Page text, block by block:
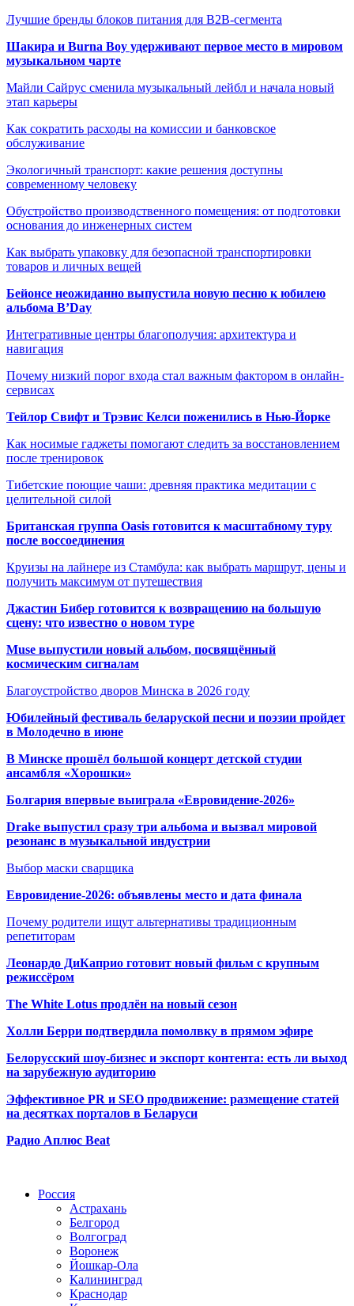
Лучшие бренды блоков питания для B2B-сегмента
Шакира и Burna Boy удерживают первое место в мировом
музыкальном чарте
Майли Сайрус сменила музыкальный лейбл и начала новый
этап карьеры
Как сократить расходы на комиссии и банковское
обслуживание
Экологичный транспорт: какие решения доступны
современному человеку
Обустройство производственного помещения: от подготовки
основания до инженерных систем
Как выбрать упаковку для безопасной транспортировки
товаров и личных вещей
Бейонсе неожиданно выпустила новую песню к юбилею
альбома B’Day
Интегративные центры благополучия: архитектура и
навигация
Почему низкий порог входа стал важным фактором в онлайн-
сервисах
Тейлор Свифт и Трэвис Келси поженились в Нью-Йорке
Как носимые гаджеты помогают следить за восстановлением
после тренировок
Тибетские поющие чаши: древняя практика медитации с
целительной силой
Британская группа Oasis готовится к масштабному туру
после воссоединения
Круизы на лайнере из Стамбула: как выбрать маршрут, цены и
получить максимум от путешествия
Джастин Бибер готовится к возвращению на большую
сцену: что известно о новом туре
Muse выпустили новый альбом, посвящённый
космическим сигналам
Благоустройство дворов Минска в 2026 году
Юбилейный фестиваль беларуской песни и поэзии пройдет
в Молодечно в июне
В Минске прошёл большой концерт детской студии
ансамбля «Хорошки»
Болгария впервые выиграла «Евровидение-2026»
Drake выпустил сразу три альбома и вызвал мировой
резонанс в музыкальной индустрии
Выбор маски сварщика
Евровидение-2026: объявлены место и дата финала
Почему родители ищут альтернативы традиционным
репетиторам
Леонардо ДиКаприо готовит новый фильм с крупным
режиссёром
The White Lotus продлён на новый сезон
Холли Берри подтвердила помолвку в прямом эфире
Белорусский шоу-бизнес и экспорт контента: есть ли выход
на зарубежную аудиторию
Эффективное PR и SEO продвижение: размещение статей
на десятках порталов в Беларуси
Радио Аплюс Beat
Россия
Астрахань
Белгород
Волгоград
Воронеж
Йошкар-Ола
Калининград
Краснодар